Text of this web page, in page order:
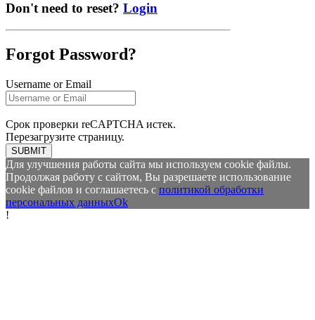
Don't need to reset? Login
Forgot Password?
Username or Email
Срок проверки reCAPTCHA истек.
Перезагрузите страницу.
SUBMIT
Для улучшения работы сайта мы используем cookie файлы.
Продолжая работу с сайтом, Вы разрешаете использование
cookie файлов и соглашаетесь с политикой обработки
персональных данныхOk
!